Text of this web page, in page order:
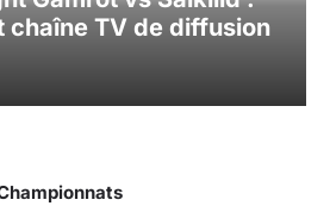
chaîne TV de diffusion